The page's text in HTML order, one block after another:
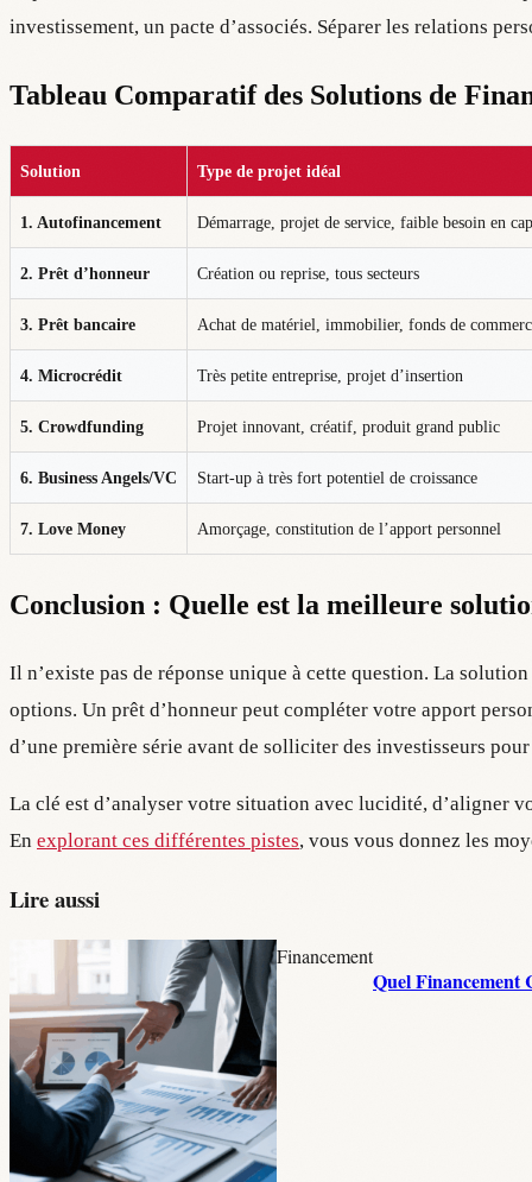
investissement, un pacte d’associés. Séparer les relations
Tableau Comparatif des Solutions de
Solution Type de projet idéal
1. Autofinancement Démarrage, projet de service, faible besoin en
2. Prêt d’honneur Création ou reprise, tous secteurs
3. Prêt bancaire Achat de matériel, immobilier, fonds de
4. Microcrédit Très petite entreprise, projet d’insertion
5. Crowdfunding Projet innovant, créatif, produit grand public
6. Business Angels/VC Start-up à très fort potentiel de croissance
7. Love Money Amorçage, constitution de l’apport personnel
Conclusion : Quelle est la meilleure
Il n’existe pas de réponse unique à cette question. La
options. Un prêt d’honneur peut compléter votre apport
d’une première série avant de solliciter des investisseurs
La clé est d’analyser votre situation avec lucidité, d’aligner
En explorant ces différentes pistes, vous vous donnez les
Lire aussi
Financement
Quel Financement